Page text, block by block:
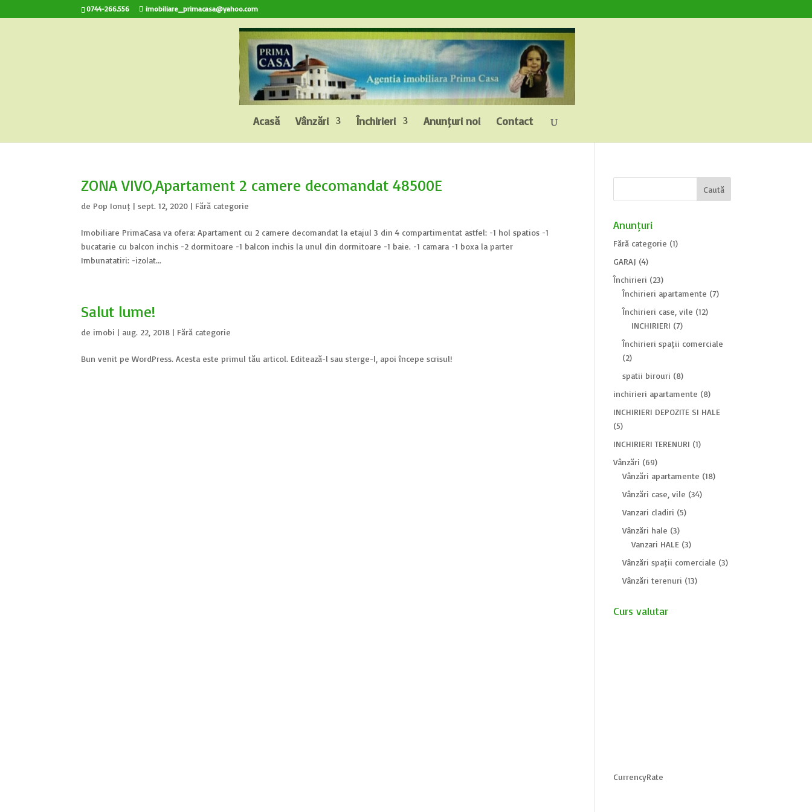
0744-266.556 imobiliare_primacasa@yahoo.com
Acasă Vânzări Închirieri Anunțuri noi Contact
ZONA VIVO,Apartament 2 camere decomandat 48500E
de Pop Ionuț |sept. 12, 2020 | Fără categorie
Imobiliare PrimaCasa va ofera: Apartament cu 2 camere decomandat la etajul 3 din 4 compartimentat astfel: -1 hol spatios -1
bucatarie cu balcon inchis -2 dormitoare -1 balcon inchis la unul din dormitoare -1 baie. -1 camara -1 boxa la parter
Imbunatatiri: -izolat...
Salut lume!
de imobi | aug. 22, 2018 | Fără categorie
Bun venit pe WordPress. Acesta este primul tău articol. Editează-l sau șterge-l, apoi începe scrisul!
Anunțuri
Fără categorie (1)
GARAJ (4)
Închirieri (23)
Închirieri apartamente (7)
Închirieri case, vile (12)
INCHIRIERI (7)
Închirieri spații comerciale
(2)
spatii birouri (8)
inchirieri apartamente (8)
INCHIRIERI DEPOZITE SI HALE
(5)
INCHIRIERI TERENURI (1)
Vânzări (69)
Vânzări apartamente (18)
Vânzări case, vile (34)
Vanzari cladiri (5)
Vânzări hale (3)
Vanzari HALE (3)
Vânzări spații comerciale (3)
Vânzări terenuri (13)
Curs valutar
CurrencyRate